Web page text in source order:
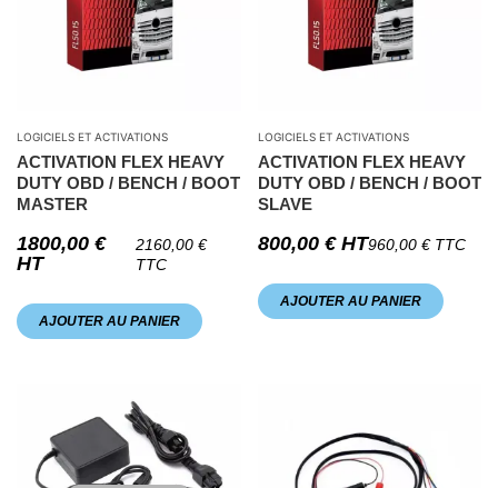
LOGICIELS ET ACTIVATIONS
ACTIVATION FLEX HEAVY
DUTY OBD / BENCH / BOOT
MASTER
1800,00 €
HT
2160,00€
TTC
AJOUTER AU PANIER
LOGICIELS ET ACTIVATIONS
ACTIVATION FLEX HEAVY
DUTY OBD / BENCH / BOOT
SLAVE
800,00 €HT960,00 €TTC
AJOUTER AU PANIER